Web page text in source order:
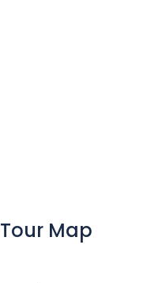
Tour Map